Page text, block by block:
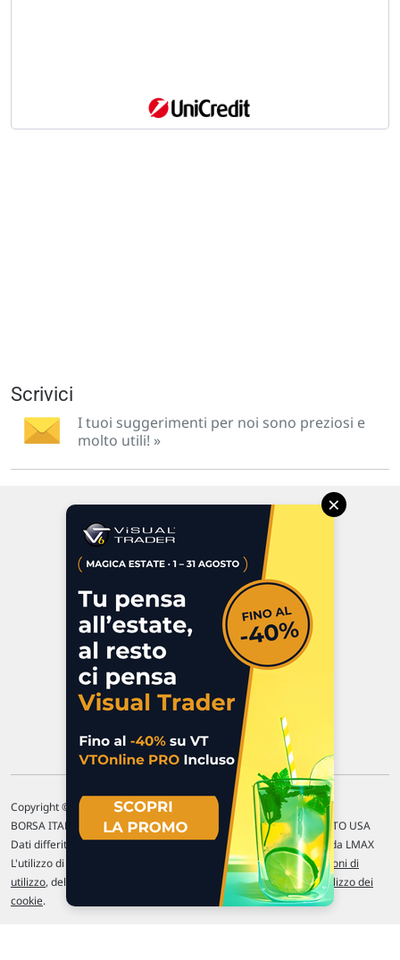
Scrivici
I tuoi suggerimenti per noi sono preziosi e
molto utili! »
47923 Rimini
P.IVA 02 452 460 401
Chi siamo
Commenti e segnalazioni
Contattaci
Copyright © 1996-2026 Traderlink Italia s.r.l.
BORSA ITALIANA Quotazioni di borsa differite di 15 min. / MERCATO USA
Dati differiti di 15 min. (fonte Intrinio) / FOREX Quotazioni fornite da LMAX
L'utilizzo di questo sito implica l'accettazione delle nostreCondizioni di
utilizzo, del Politiche sulla privacye dell'Utilizzo dei
cookie.
×